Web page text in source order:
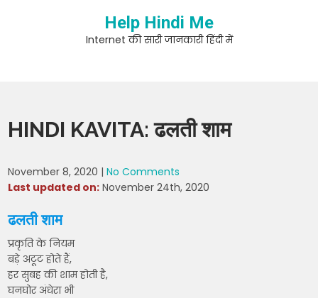
Help Hindi Me
Internet की सारी जानकारी हिंदी में
HINDI KAVITA: ढलती शाम
November 8, 2020 |No Comments
Last updated on: November 24th, 2020
ढलती शाम
प्रकृति के नियम
बड़े अटूट होते हैं,
हर सुबह की शाम होती है,
घनघोर अंधेरा भी